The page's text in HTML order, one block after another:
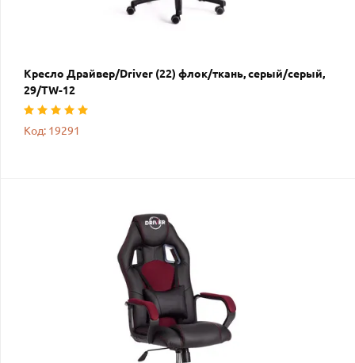
Кресло Драйвер/Driver (22) флок/ткань, серый/серый,
29/TW-12
Код: 19291